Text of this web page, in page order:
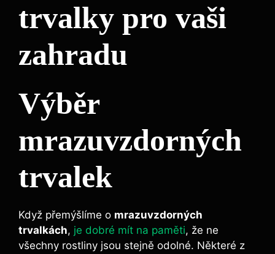
trvalky pro vaši
zahradu
Výběr
mrazuvzdorných
trvalek
Když přemýšlíme o mrazuvzdorných
trvalkách, je dobré mít na paměti, že ne
všechny rostliny jsou stejně odolné. Některé z